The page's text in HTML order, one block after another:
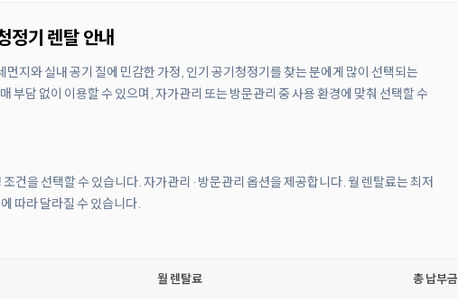
기 렌탈 안내
지와 실내 공기 질에 민감한 가정, 인기 공기청정기를 찾는 분에게 많이 선택되는
부담 없이 이용할 수 있으며, 자가관리 또는 방문관리 중 사용 환경에 맞춰 선택할 수
을 선택할 수 있습니다. 자가관리 · 방문관리 옵션을 제공합니다. 월 렌탈료는 최저
따라 달라질 수 있습니다.
월 렌탈료 총 납부금